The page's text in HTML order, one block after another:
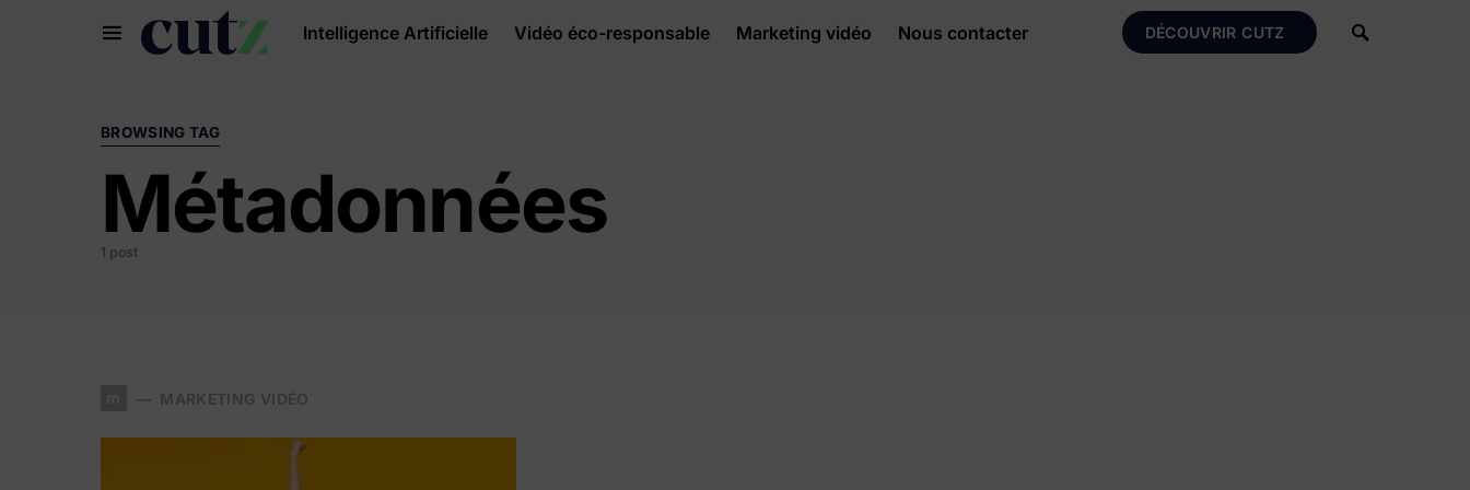
Intelligence Artificielle Vidéo éco-responsable Marketing vidéo Nous contacter DÉCOUVRIR CUTZ
Search for:
BROWSING TAG
Métadonnées
1 post
MARKETING VIDÉO